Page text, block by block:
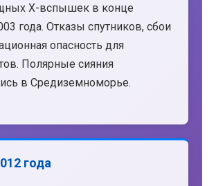
X-вспышек в конце
года. Отказы спутников, сбои
опасность для
Полярные сияния
в Средиземноморье.
года